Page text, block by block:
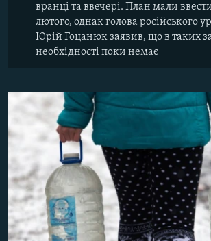
вранці та ввечері. План мали
лютого, однак голова російського
Юрій Гоцанюк заявив, що в таких
необхідності поки немає